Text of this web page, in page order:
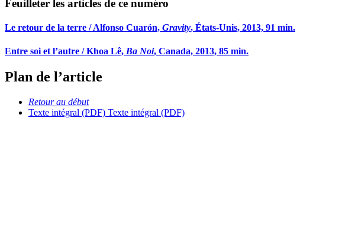
Feuilleter les articles de ce numéro
Le retour de la terre / Alfonso Cuarón, Gravity, États-Unis, 2013, 91 min.
Entre soi et l’autre / Khoa Lê, Ba Noi, Canada, 2013, 85 min.
Plan de l’article
Retour au début
Texte intégral (PDF) Texte intégral (PDF)